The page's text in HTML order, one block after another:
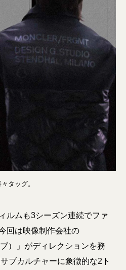
タッグ。
ルムも3シーズン連続でファ
回は映像制作会社の
）」がディレクションを務
ブカルチャーに象徴的な2ト